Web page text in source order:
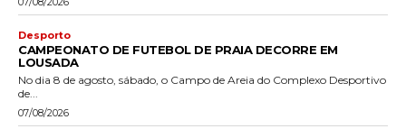
Desporto
CAMPEONATO DE FUTEBOL DE PRAIA DECORRE EM
LOUSADA
No dia 8 de agosto, sábado, o Campo de Areia do Complexo Desportivo
de...
07/08/2026